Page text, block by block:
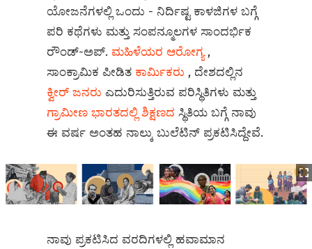
ಯೋಜನೆಗಳಲ್ಲಿ ಒಂದು - ನಿರ್ದಿಷ್ಟ ಕಾಳಜಿಗಳ ಬಗ್ಗೆ
ಪರಿ ಕಥೆಗಳು ಮತ್ತು ಸಂಪನ್ಮೂಲಗಳ ಸಾಂದರ್ಭಿಕ
ರೌಂಡ್-ಅಪ್. ಮಹಿಳೆಯರ ಆರೋಗ್ಯ,
ಸಾಂಕ್ರಾಮಿಕ ಪೀಡಿತ ಕಾರ್ಮಿಕರು , ದೇಶದಲ್ಲಿನ
ಕ್ವೀರ್ ಜನರುಎದುರಿಸುತ್ತಿರುವ ಪರಿಸ್ಥಿತಿಗಳು ಮತ್ತು
ಗ್ರಾಮೀಣ ಭಾರತದಲ್ಲಿ ಶಿಕ್ಷಣದಸ್ಥಿತಿಯ ಬಗ್ಗೆ ನಾವು
ಈ ವರ್ಷ ಅಂತಹ ನಾಲ್ಕು ಬುಲೆಟಿನ್ ಪ್ರಕಟಿಸಿದ್ದೇವೆ.
ನಾವು ಪ್ರಕಟಿಸಿದ ವರದಿಗಳಲ್ಲಿ ಹವಾಮಾನ